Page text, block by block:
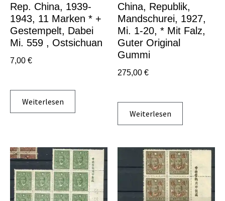
Rep. China, 1939-
1943, 11 Marken * +
Gestempelt, Dabei
Mi. 559 , Ostsichuan
7,00 €
Weiterlesen
China, Republik,
Mandschurei, 1927,
Mi. 1-20, * Mit Falz,
Guter Original
Gummi
275,00 €
Weiterlesen